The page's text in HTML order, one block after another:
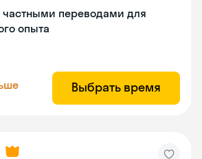
частными переводами для
опыта
Выбрать время